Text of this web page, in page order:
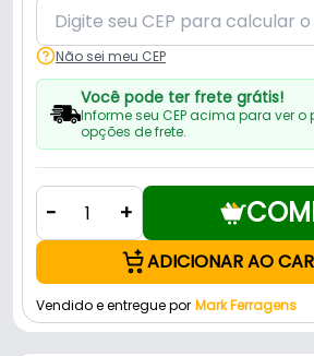
Não sei meu CEP
Você pode ter frete grátis!
Informe seu CEP acima para ver o
opções de frete.
- +
ADICIONAR AO
Vendido e entregue por Mark Ferragens